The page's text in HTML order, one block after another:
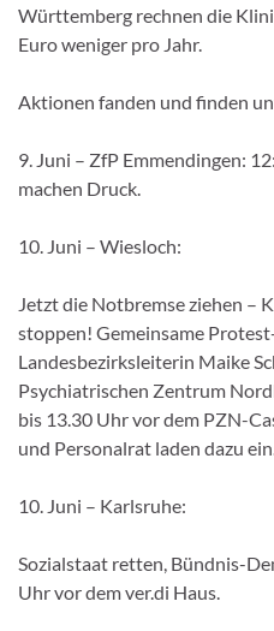
Württemberg rechnen die
Euro weniger pro Jahr.
Aktionen fanden und finden
9. Juni – ZfP Emmendingen:
machen Druck.
10. Juni – Wiesloch:
Jetzt die Notbremse ziehen –
stoppen! Gemeinsame
Landesbezirksleiterin Maike
Psychiatrischen Zentrum
bis 13.30 Uhr vor dem PZN-
und Personalrat laden dazu
10. Juni – Karlsruhe:
Sozialstaat retten, Bündnis-
Uhr vor dem ver.di Haus.